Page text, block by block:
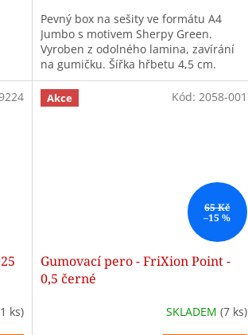
Pevný box na sešity ve formátu A4
Jumbo s motivem Sherpy Green.
Vyroben z odolného lamina, zavírání
na gumičku. Šířka hřbetu 4,5 cm.
Ideální pro školáky.
ks)
Akce
65 Kč
–15 %
Gumovací pero - FriXion Point -
0,5 černé
SKLADEM (7 ks)
Kód: 2058-001